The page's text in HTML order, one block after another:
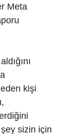
Meta
kişi
sizin için